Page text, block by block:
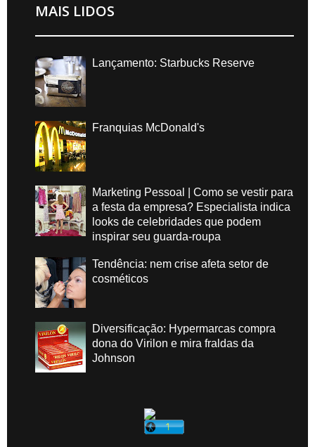
MAIS LIDOS
Lançamento: Starbucks Reserve
Franquias McDonald's
Marketing Pessoal | Como se vestir para
a festa da empresa? Especialista indica
looks de celebridades que podem
inspirar seu guarda-roupa
Tendência: nem crise afeta setor de
cosméticos
Diversificação: Hypermarcas compra
dona do Virilon e mira fraldas da
Johnson